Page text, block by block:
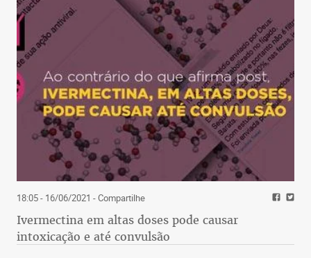
18:05 - 16/06/2021 - Compartilhe
Ivermectina em altas doses pode causar
intoxicação e até convulsão